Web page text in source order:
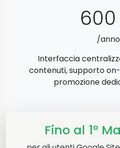
/anno
Interfaccia
contenuti, supporto
promozione
Fino al 1°